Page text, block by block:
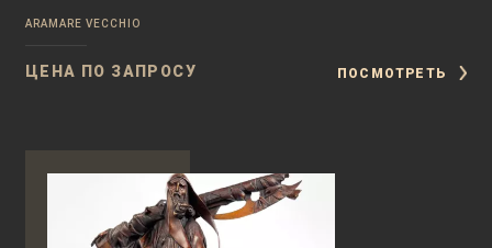
ARAMARE VECCHIO
ЦЕНА ПО ЗАПРОСУ ПОСМОТРЕТЬ